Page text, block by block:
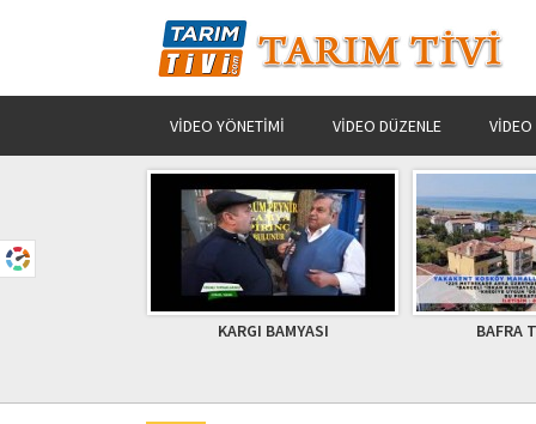
VIDEO YÖNETIMI VIDEO DÜZENLE VIDEO
BAFRA TİVİ VİLLA ALACA